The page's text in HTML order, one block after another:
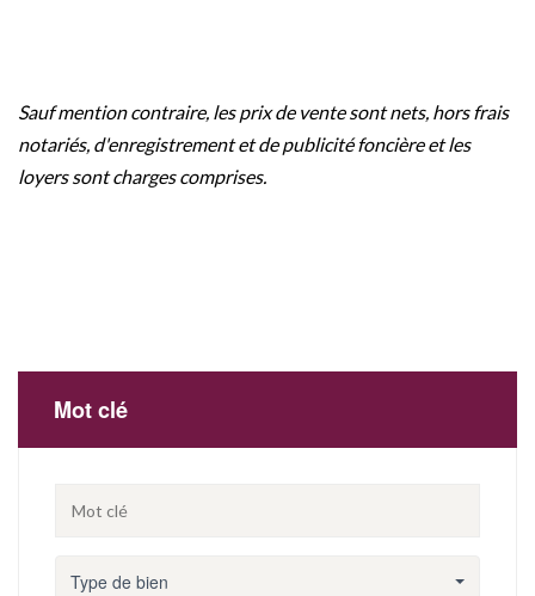
Sauf mention contraire, les prix de vente sont nets, hors frais
notariés, d'enregistrement et de publicité foncière et les
loyers sont charges comprises.
Mot clé
Type de bien